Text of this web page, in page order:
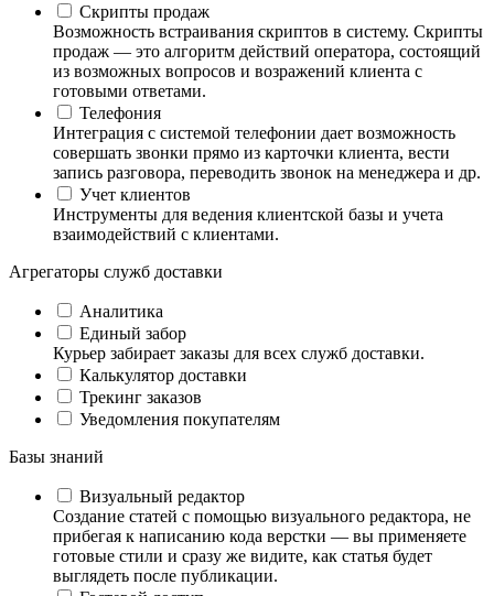
Скрипты продаж
Возможность встраивания скриптов в систему. Скрипты
продаж — это алгоритм действий оператора, состоящий
из возможных вопросов и возражений клиента с
готовыми ответами.
Телефония
Интеграция с системой телефонии дает возможность
совершать звонки прямо из карточки клиента, вести
запись разговора, переводить звонок на менеджера и др.
Учет клиентов
Инструменты для ведения клиентской базы и учета
взаимодействий с клиентами.
Агрегаторы служб доставки
Аналитика
Единый забор
Курьер забирает заказы для всех служб доставки.
Калькулятор доставки
Трекинг заказов
Уведомления покупателям
Базы знаний
Визуальный редактор
Создание статей с помощью визуального редактора, не
прибегая к написанию кода верстки — вы применяете
готовые стили и сразу же видите, как статья будет
выглядеть после публикации.